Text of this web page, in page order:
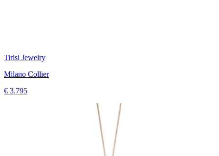
Tirisi Jewelry
Milano Collier
€ 3.795